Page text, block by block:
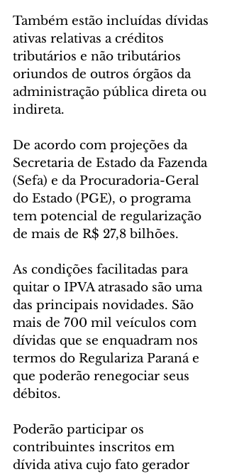
Também estão incluídas dívidas
ativas relativas a créditos
tributários e não tributários
oriundos de outros órgãos da
administração pública direta ou
indireta.
De acordo com projeções da
Secretaria de Estado da Fazenda
(Sefa) e da Procuradoria-Geral
do Estado (PGE), o programa
tem potencial de regularização
de mais de R$ 27,8 bilhões.
As condições facilitadas para
quitar o IPVA atrasado são uma
das principais novidades. São
mais de 700 mil veículos com
dívidas que se enquadram nos
termos do Regulariza Paraná e
que poderão renegociar seus
débitos.
Poderão participar os
contribuintes inscritos em
dívida ativa cujo fato gerador